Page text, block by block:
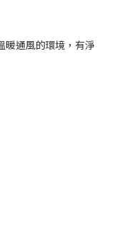
暖通風的環境，有淨